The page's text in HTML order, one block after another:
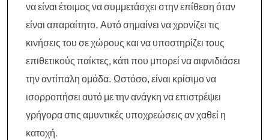
να είναι έτοιμος να συμμετάσχει στην επίθεση όταν
είναι απαραίτητο. Αυτό σημαίνει να χρονίζει τις
κινήσεις του σε χώρους και να υποστηρίζει τους
επιθετικούς παίκτες, κάτι που μπορεί να αιφνιδιάσει
την αντίπαλη ομάδα. Ωστόσο, είναι κρίσιμο να
ισορροπήσει αυτό με την ανάγκη να επιστρέψει
γρήγορα στις αμυντικές υποχρεώσεις αν χαθεί η
κατοχή.